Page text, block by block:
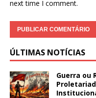
next time I comment.
ÚLTIMAS NOTÍCIAS
Guerra ou